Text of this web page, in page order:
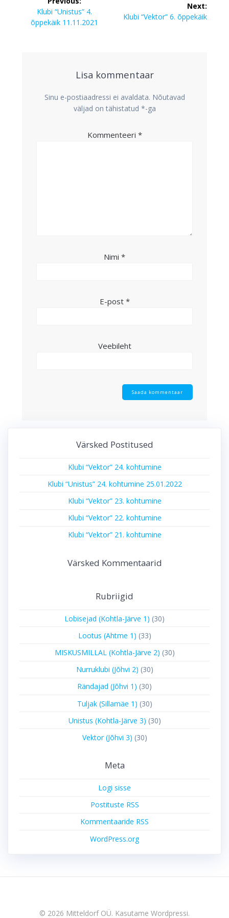
Previous
post:
Klubi “Unistus” 4.
õppekäik 11.11.2021
Next:
Next
Klubi “Vektor” 6. õppekäik
Lisa kommentaar
Sinu e-postiaadressi ei avaldata. Nõutavad
väljad on tähistatud *-ga
Kommenteeri *
Nimi *
E-post *
Veebileht
Värsked Postitused
Klubi “Vektor” 24. kohtumine
Klubi “Unistus” 24. kohtumine 25.01.2022
Klubi “Vektor” 23. kohtumine
Klubi “Vektor” 22. kohtumine
Klubi “Vektor” 21. kohtumine
Värsked Kommentaarid
Rubriigid
Lobisejad (Kohtla-Järve 1) (30)
Lootus (Ahtme 1) (33)
MISKUSMILLAL (Kohtla-Järve 2) (30)
Nurruklubi (Jõhvi 2) (30)
Rändajad (Jõhvi 1) (30)
Tuljak (Sillamäe 1) (30)
Unistus (Kohtla-Järve 3) (30)
Vektor (Jõhvi 3) (30)
Meta
Logi sisse
Postituste RSS
Kommentaaride RSS
WordPress.org
© 2026 Mitteldorf OÜ. Kasutame Wordpressi.